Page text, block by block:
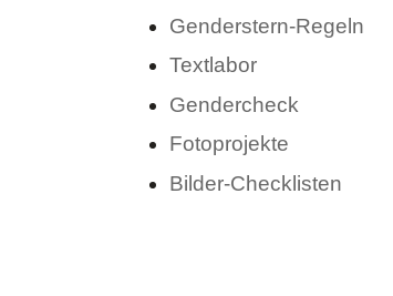
Genderstern-Regeln
Textlabor
Gendercheck
Fotoprojekte
Bilder-Checklisten